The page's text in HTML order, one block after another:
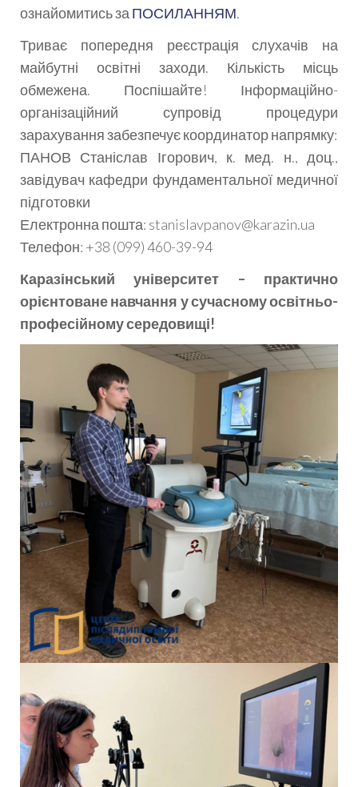
ознайомитись за ПОСИЛАННЯМ.
Триває попередня реєстрація слухачів на
майбутні освітні заходи. Кількість місць
обмежена. Поспішайте! Інформаційно-
організаційний супровід процедури
зарахування забезпечує координатор напрямку:
ПАНОВ Станіслав Ігорович, к. мед. н., доц.,
завідувач кафедри фундаментальної медичної
підготовки
Електронна пошта: stanislavpanov@karazin.ua
Телефон: +38 (099) 460-39-94
Каразінський університет – практично
орієнтоване навчання у сучасному освітньо-
професійному середовищі!